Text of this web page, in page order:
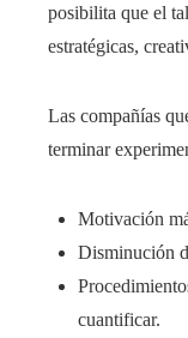
posibilita que el
estratégicas,
Las compañías
terminar
Motivación
Disminución
cuantificar.